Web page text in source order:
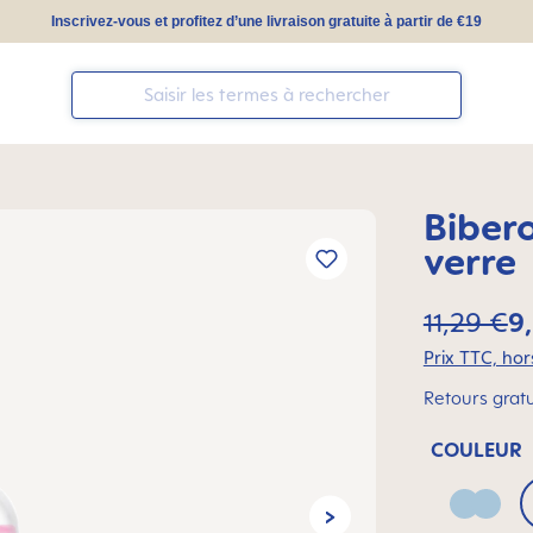
Inscrivez-vous et profitez d’une livraison gratuite à partir de €19
verre
11,29 €
Prix TTC,
Retours
COULEUR
Blue